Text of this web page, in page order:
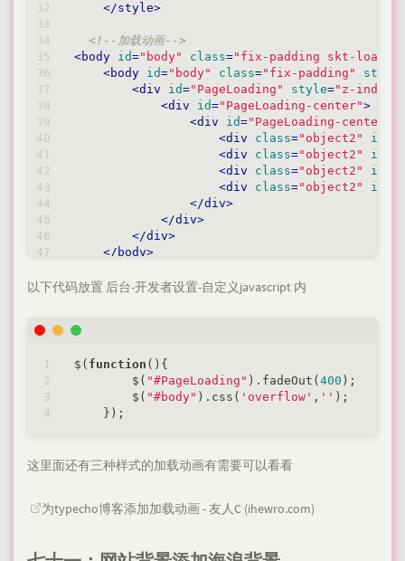
</style>
<!--加载动画-->
<body id="body" class="fix-padding skt-
<body id="body" class="fix-padding" style
<div id="PageLoading" style="z-
<div id="PageLoading-center">
<div id="PageLoading-center-
<div class="object2" id
<div class="object2" id
<div class="object2" id
<div class="object2" id
</div>
</div>
</div>
</ body>
以下代码放置 后台-开发者设置-自定义javascript 内
$( function ( ) {
        $(
"#PageLoading" ).fadeOut( 400 );
        $(
"#body" ).css( 'overflow' , '' );
这里面还有三种样式的加载动画有需要可以看看
为typecho博客添加加载动画 - 友人C (ihewro.com)